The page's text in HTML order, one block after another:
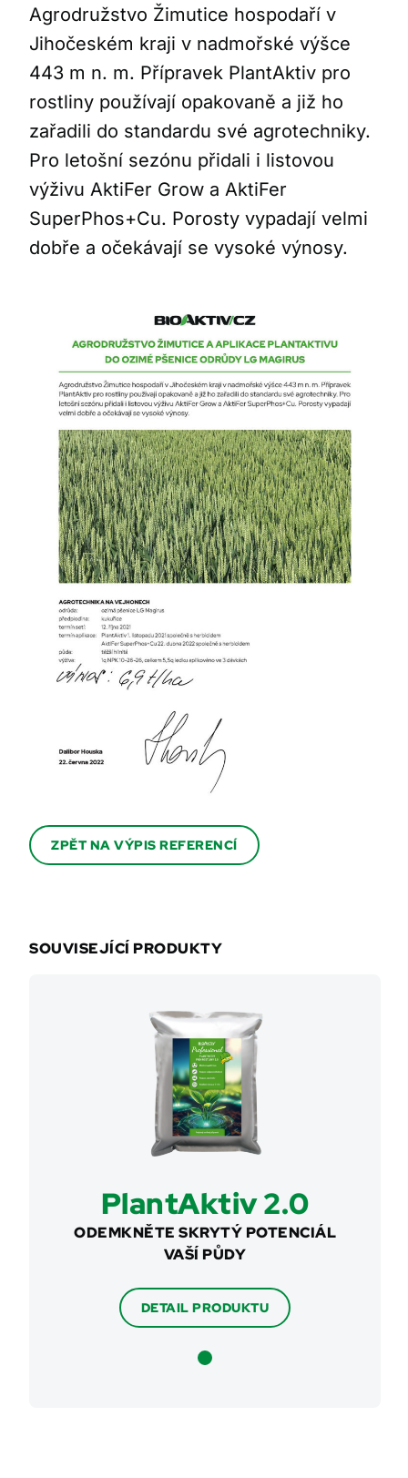
Agrodružstvo Žimutice hospodaří v
Jihočeském kraji v nadmořské výšce
443 m n. m. Přípravek PlantAktiv pro
rostliny používají opakovaně a již ho
zařadili do standardu své agrotechniky.
Pro letošní sezónu přidali i listovou
výživu AktiFer Grow a AktiFer
SuperPhos+Cu. Porosty vypadají velmi
dobře a očekávají se vysoké výnosy.
ZPĚT NA VÝPIS REFERENCÍ
SOUVISEJÍCÍ PRODUKTY
PlantAktiv 2.0
ODEMKNĚTE SKRYTÝ POTENCIÁL
VAŠÍ PŮDY
DETAIL PRODUKTU